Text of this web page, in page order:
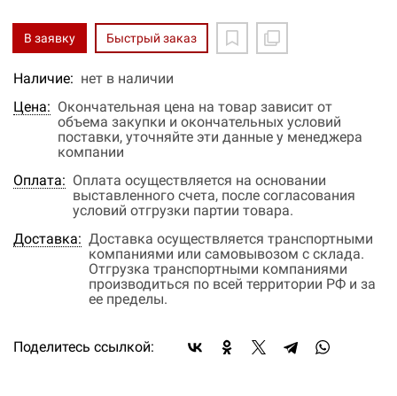
В заявку Быстрый заказ
Наличие: нет в наличии
Цена: Окончательная цена на товар зависит от
объема закупки и окончательных условий
поставки, уточняйте эти данные у менеджера
компании
Оплата: Оплата осуществляется на основании
выставленного счета, после согласования
условий отгрузки партии товара.
Доставка: Доставка осуществляется транспортными
компаниями или самовывозом с склада.
Отгрузка транспортными компаниями
производиться по всей территории РФ и за
ее пределы.
Поделитесь ссылкой: